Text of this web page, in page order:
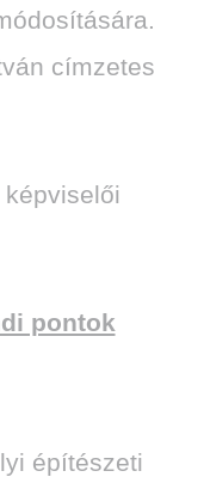
címzetes
pontok
építészeti